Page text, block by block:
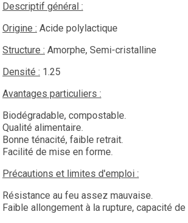
Descriptif général :
Origine : Acide polylactique
Structure : Amorphe, Semi-cristalline
Densité : 1.25
Avantages particuliers :
Biodégradable, compostable.
Qualité alimentaire.
Bonne ténacité, faible retrait.
Facilité de mise en forme.
Précautions et limites d'emploi :
Résistance au feu assez mauvaise.
Faible allongement à la rupture, capacité